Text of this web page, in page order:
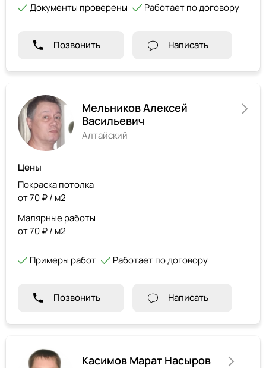
Документы проверены Работает по договору
Позвонить Написать
Мельников Алексей
Васильевич
Алтайский
Цены
Покраска потолка
от 70 ₽ / м2
Малярные работы
от 70 ₽ / м2
Примеры работ Работает по договору
Позвонить Написать
Касимов Марат Насыров